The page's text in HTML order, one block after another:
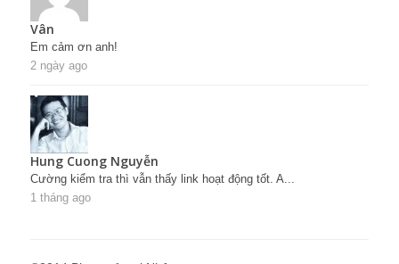
Vân
Em cảm ơn anh!
2 ngày ago
Hung Cuong Nguyễn
Cường kiểm tra thì vẫn thấy link hoạt động tốt. A...
1 tháng ago